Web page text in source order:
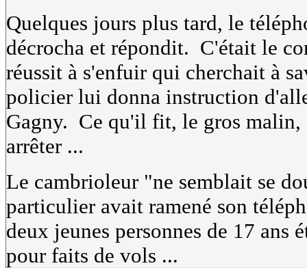
Quelques jours plus tard, le
décrocha et répondit. C'était le
réussit à s'enfuir qui cherchait à
policier lui donna instruction
Gagny. Ce qu'il fit, le gros malin,
arrêter ...
Le cambrioleur "ne semblait se
particulier avait ramené son
deux jeunes personnes de 17 ans
pour faits de vols ...